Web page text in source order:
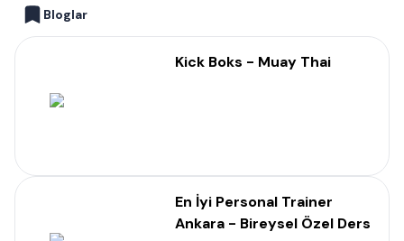
Bloglar
Kick Boks - Muay Thai
En İyi Personal Trainer
Ankara - Bireysel Özel Ders